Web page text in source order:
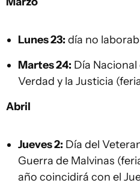
Lunes 23: día no
Martes 24: Día
Verdad y la Justicia
Abril
Jueves 2: Día del
Guerra de Malvinas
año coincidirá con el